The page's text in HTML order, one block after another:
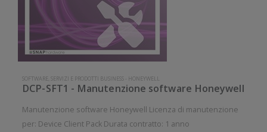
SOFTWARE, SERVIZI E PRODOTTI BUSINESS - HONEYWELL
DCP-SFT1 - Manutenzione software Honeywell
Manutenzione software Honeywell Licenza di manutenzione
per: Device Client Pack Durata contratto: 1 anno